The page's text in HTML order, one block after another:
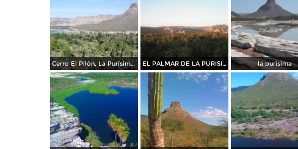
Cerro El Pilón, La Purísima Concepción. EL PALMAR DE LA PURISIMA la purisima